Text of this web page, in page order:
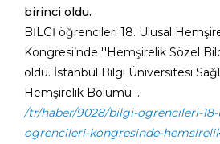
birinci oldu.
​BİLGİ öğrencileri 18. Ulusal
Kongresi’nde ''Hemşirelik Sözel
oldu. İstanbul Bilgi Üniversitesi
Hemşirelik Bölümü ...
/tr/haber/9028/bilgi-ogrencileri-
ogrencileri-kongresinde-